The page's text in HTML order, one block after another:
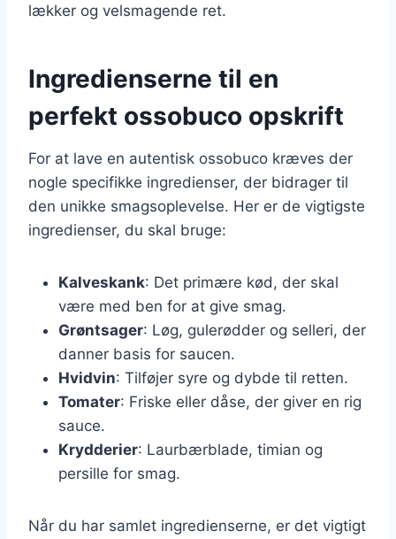
lækker og velsmagende ret.
Ingredienserne til en
perfekt ossobuco opskrift
For at lave en autentisk ossobuco kræves der
nogle specifikke ingredienser, der bidrager til
den unikke smagsoplevelse. Her er de vigtigste
ingredienser, du skal bruge:
Kalveskank: Det primære kød, der skal
være med ben for at give smag.
Grøntsager: Løg, gulerødder og selleri, der
danner basis for saucen.
Hvidvin: Tilføjer syre og dybde til retten.
Tomater: Friske eller dåse, der giver en rig
sauce.
Krydderier: Laurbærblade, timian og
persille for smag.
Når du har samlet ingredienserne, er det vigtigt